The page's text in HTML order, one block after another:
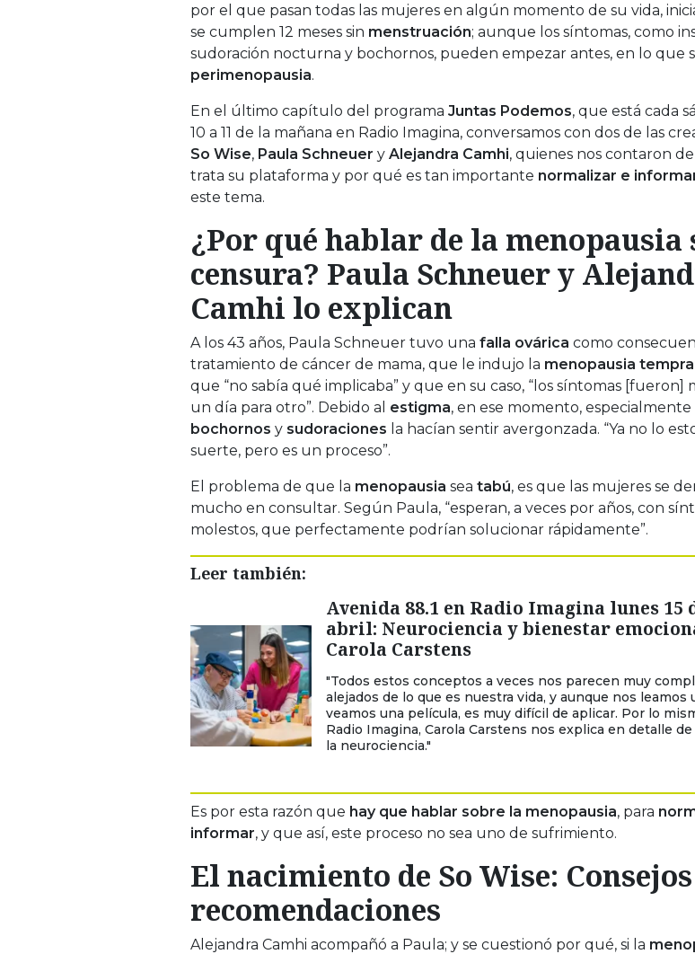
por el que pasan todas las mujeres en algún momento de su vida,
se cumplen 12 meses sin menstruación; aunque los síntomas, como
sudoración nocturna y bochornos, pueden empezar antes, en lo que
perimenopausia.
En el último capítulo del programa Juntas Podemos, que está cada
10 a 11 de la mañana en Radio Imagina, conversamos con dos de las
So Wise, Paula Schneuer y Alejandra Camhi, quienes nos contaron
trata su plataforma y por qué es tan importante normalizar e
este tema.
¿Por qué hablar de la menopausia
censura? Paula Schneuer y
Camhi lo explican
A los 43 años, Paula Schneuer tuvo una falla ovárica como
tratamiento de cáncer de mama, que le indujo la menopausia
que “no sabía qué implicaba” y que en su caso, “los síntomas [fueron]
un día para otro”. Debido al estigma, en ese momento, especialmente
bochornos y sudoraciones la hacían sentir avergonzada. “Ya no lo
suerte, pero es un proceso”.
El problema de que la menopausia sea tabú, es que las mujeres se
mucho en consultar. Según Paula, “esperan, a veces por años, con
molestos, que perfectamente podrían solucionar rápidamente”.
Leer también:
Avenida 88.1 en Radio Imagina lunes 15
abril: Neurociencia y bienestar
Carola Carstens
"Todos estos conceptos a veces nos parecen muy
alejados de lo que es nuestra vida, y aunque nos leamos
veamos una película, es muy difícil de aplicar. Por lo
Radio Imagina, Carola Carstens nos explica en detalle
la neurociencia."
Es por esta razón que hay que hablar sobre la menopausia, para
informar, y que así, este proceso no sea uno de sufrimiento.
El nacimiento de So Wise:
recomendaciones
Alejandra Camhi acompañó a Paula; y se cuestionó por qué, si la